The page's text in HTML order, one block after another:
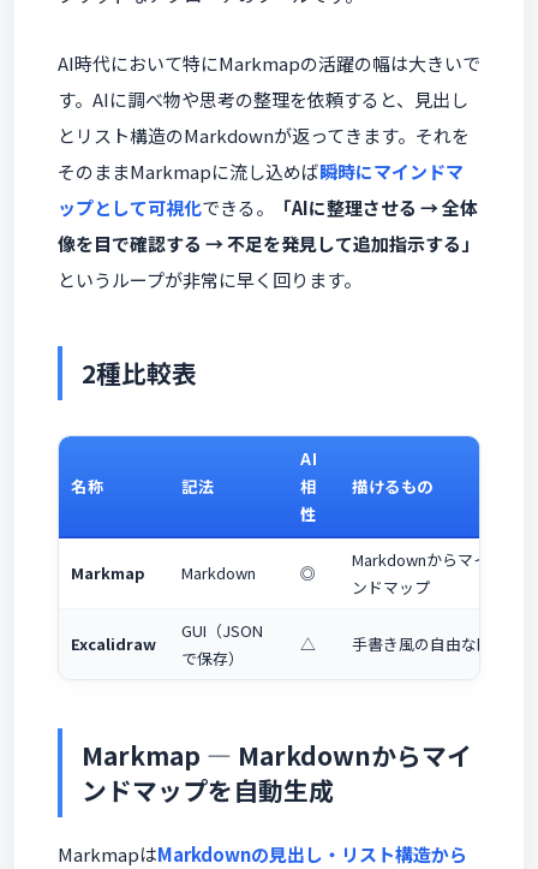
AI時代において特にMarkmapの活躍の幅は大きいで
す。AIに調べ物や思考の整理を依頼すると、見出し
とリスト構造のMarkdownが返ってきます。それを
そのままMarkmapに流し込めば瞬時にマインドマ
ップとして可視化できる。
「AIに整理させる → 全体
像を目で確認する → 不足を発見して追加指示する」
というループが非常に早く回ります。
2種比較表
名称 記法
AI
相
性
描けるもの
Markmap Markdown ◎
Markdownからマイ
ンドマップ
Excalidraw
GUI（JSON
で保存）
△ 手書き風の自由な図
Markmap — Markdownからマイ
ンドマップを自動生成
MarkmapはMarkdownの見出し・リスト構造から